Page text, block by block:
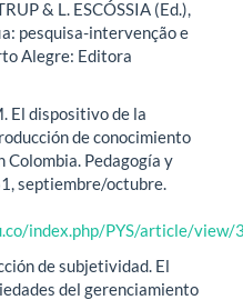
& L. ESCÓSSIA (Ed.),
pesquisa-intervenção e
Alegre: Editora
El dispositivo de la
de conocimiento
Colombia. Pedagogía y
septiembre/octubre.
index.php/PYS/article/view/
de subjetividad. El
del gerenciamiento